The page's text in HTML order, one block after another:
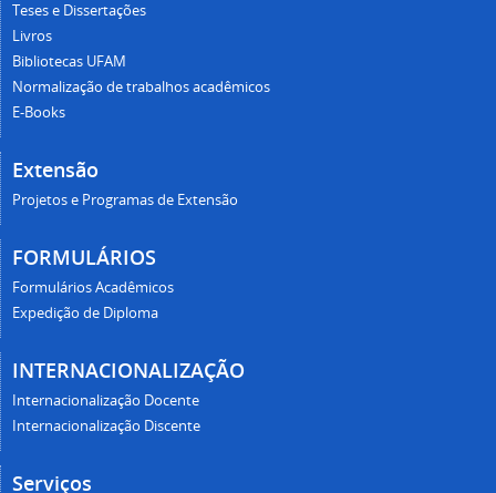
Teses e Dissertações
Livros
Bibliotecas UFAM
Normalização de trabalhos acadêmicos
E-Books
Extensão
Projetos e Programas de Extensão
FORMULÁRIOS
Formulários Acadêmicos
Expedição de Diploma
INTERNACIONALIZAÇÃO
Internacionalização Docente
Internacionalização Discente
Serviços